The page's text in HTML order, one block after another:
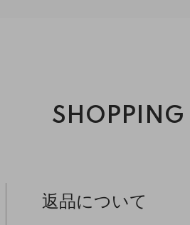
SHOPPING
返品について